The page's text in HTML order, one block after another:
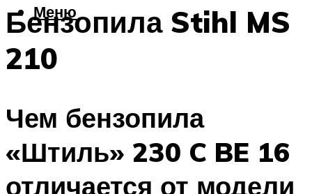
Меню
Бензопила Stihl MS
210
Чем бензопила
«Штиль» 230 C BE 16
отличается от модели